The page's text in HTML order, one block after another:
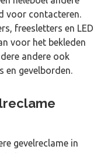
voor contacteren.
freesletters en LED
voor het bekleden
andere ook
en gevelborden.
gevelreclame in